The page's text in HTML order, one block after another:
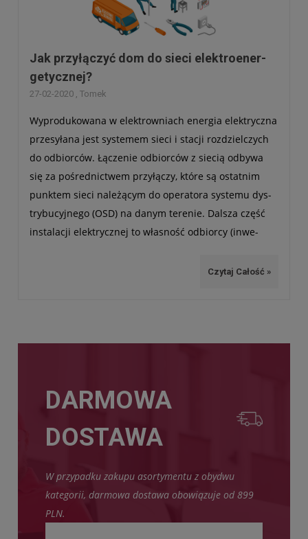
Jak przy­łą­czyć dom do sieci elek­tro­ener­
ge­tycz­nej?
27-02-2020 , Tomek
Wypro­du­ko­wana w elek­trow­niach ener­gia elek­tryczna
prze­sy­łana jest sys­te­mem sieci i sta­cji roz­dziel­czych
do odbior­ców. Łącze­nie odbior­ców z sie­cią odbywa
się za pośred­nic­twem przy­łą­czy, które są ostat­nim
punk­tem sieci nale­żą­cym do ope­ra­tora sys­temu dys­
try­bu­cyj­nego (OSD) na danym tere­nie. Dal­sza część
insta­la­cji elek­trycz­nej to wła­sność odbiorcy (inwe­
Czytaj Całość »
DARMOWA
DOSTAWA
W przypadku zakupu asortymentu z obydwu
kategorii, darmowa dostawa obowiązuje od 899
PLN.